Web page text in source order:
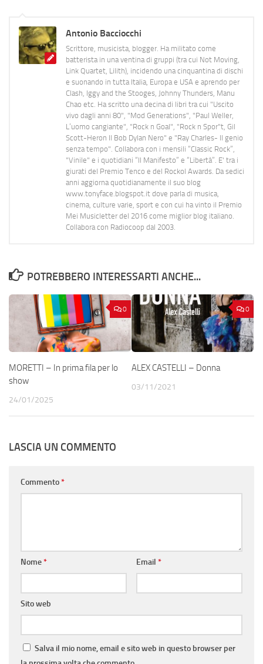
Antonio Bacciocchi
Scrittore, musicista, blogger. Ha militato come
batterista in una ventina di gruppi (tra cui Not Moving,
Link Quartet, Lilith), incidendo una cinquantina di dischi
e suonando in tutta Italia, Europa e USA e aprendo per
Clash, Iggy and the Stooges, Johnny Thunders, Manu
Chao etc. Ha scritto una decina di libri tra cui "Uscito
vivo dagli anni 80", "Mod Generations", "Paul Weller,
L’uomo cangiante", "Rock n Goal", "Rock n Spor"t, Gil
Scott-Heron Il Bob Dylan Nero" e "Ray Charles- Il genio
senza tempo". Collabora con i mensili “Classic Rock”,
"Vinile" e i quotidiani “Il Manifesto” e “Libertà”. E' tra i
giurati del Premio Tenco e del Rockol Awards. Da sedici
anni aggiorna quotidianamente il suo blog
www.tonyface.blogspot.it dove parla di musica,
cinema, culture varie, sport e con cui ha vinto il Premio
Mei Musicletter del 2016 come miglior blog italiano.
Collabora con Radiocoop dal 2003.
POTREBBERO INTERESSARTI ANCHE...
0
MORETTI – In prima fila per lo
show
24/01/2025
0
ALEX CASTELLI – Donna
03/11/2021
LASCIA UN COMMENTO
Commento*
Nome* Email *
Sito web
Salva il mio nome, email e sito web in questo browser per